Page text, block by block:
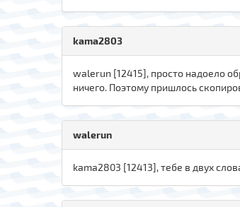
kama2803
walerun [12415], просто надоело
ничего. Поэтому пришлось
walerun
kama2803 [12413], тебе в двух